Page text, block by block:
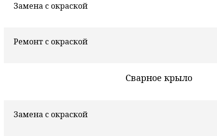
Замена с окраской
Ремонт с окраской
Сварное крыло
Замена с окраской